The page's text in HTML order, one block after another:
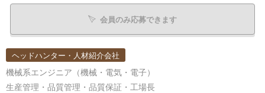
会員のみ応募できます
ヘッドハンター・人材紹介会社
機械系エンジニア（機械・電気・電子）
生産管理・品質管理・品質保証・工場長